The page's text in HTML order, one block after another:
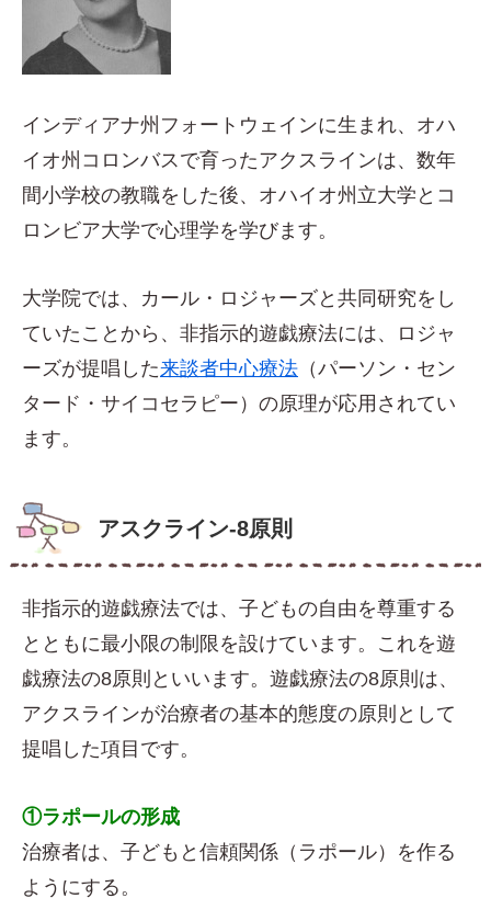
インディアナ州フォートウェインに生まれ、オハ
イオ州コロンバスで育ったアクスラインは、数年
間小学校の教職をした後、オハイオ州立大学とコ
ロンビア大学で心理学を学びます。
大学院では、カール・ロジャーズと共同研究をし
ていたことから、非指示的遊戯療法には、ロジャ
ーズが提唱した来談者中心療法 （パーソン・セン
タード・サイコセラピー）の原理が応用されてい
ます。
アスクライン‐8原則
非指示的遊戯療法では、子どもの自由を尊重する
とともに最小限の制限を設けています。これを遊
戯療法の8原則といいます。遊戯療法の8原則は、
アクスラインが治療者の基本的態度の原則として
提唱した項目です。
①ラポールの形成
治療者は、子どもと信頼関係（ラポール）を作る
ようにする。